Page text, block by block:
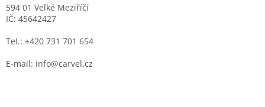
594 01 Velké Meziříčí
IČ: 45642427
Tel.: +420 731 701 654
E-mail: info@carvel.cz